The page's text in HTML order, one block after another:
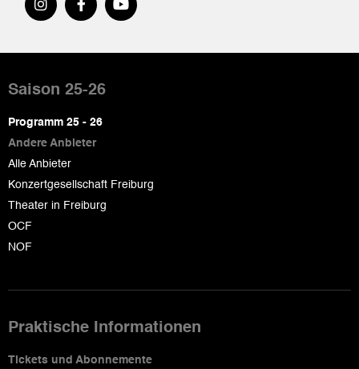
de
page
Saison 25-26
Programm 25 - 26
Andere Anbieter
Alle Anbieter
Konzertgesellschaft Freiburg
Theater in Freiburg
OCF
NOF
Praktische Informationen
Tickets und Abonnemente